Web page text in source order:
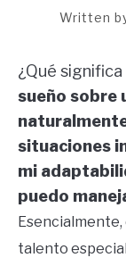
ASTROLOGY
DECOR AND
CONTACT US
ABOUT US
Written
¿Qué
sueño sobre
situaciones
mi
puedo
talento